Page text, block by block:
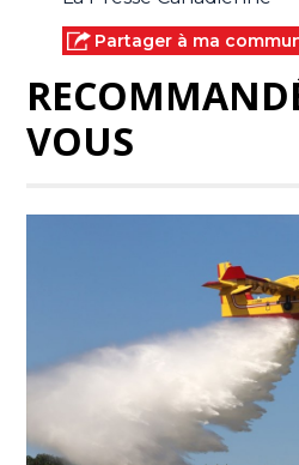
Partager à ma
VOUS